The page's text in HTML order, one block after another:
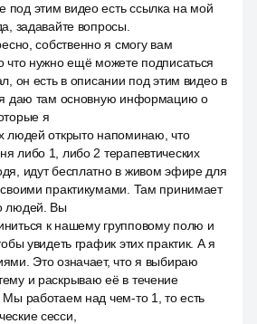
этим видео есть ссылка на мой
задавайте вопросы.
собственно я смогу вам
что нужно ещё можете подписаться
он есть в описании под этим видео в
я даю там основную информацию о
я
людей открыто напоминаю, что
либо 1, либо 2 терапевтических
идут бесплатно в живом эфире для
практикумами. Там принимает
людей. Вы
к нашему групповому полю и
увидеть график этих практик. А я
Это означает, что я выбираю
и раскрываю её в течение
Мы работаем над чем-то 1, то есть
сесси,